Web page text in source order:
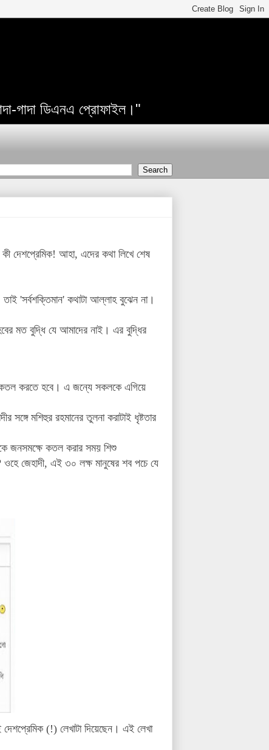
গাদা ডিএনএ প্রোফাইল।"
দেশপ্রেমিক! আহা, এদের কথা লিখে শেষ
'সর্বশক্তিমান' কথাটা আল্লাহ বুঝেন না।
মত বুদ্ধি যে আমাদের নাই। এর বুদ্ধির
কতল করতে হবে। এ জন্যে সকলকে এগিয়ে
সঙ্গে মশিহুর রহমানের তুলনা করাটাই ধৃষ্টতার
জনসমক্ষে কতল করার সময় শিশু
জেহাদী, এই ৩০ লক্ষ মানুষের শব পচে যে
(!) লেখাটা দিয়েছেন। এই লেখা